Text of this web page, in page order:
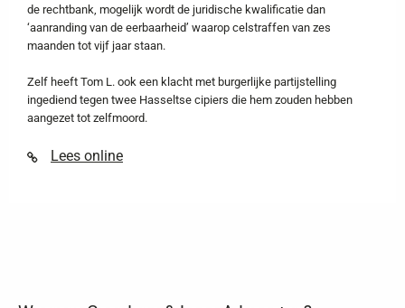
de rechtbank, mogelijk wordt de juridische kwalificatie dan
‘aanranding van de eerbaarheid’ waarop celstraffen van zes
maanden tot vijf jaar staan.
Zelf heeft Tom L. ook een klacht met burgerlijke partijstelling
ingediend tegen twee Hasseltse cipiers die hem zouden hebben
aangezet tot zelfmoord.
Lees online